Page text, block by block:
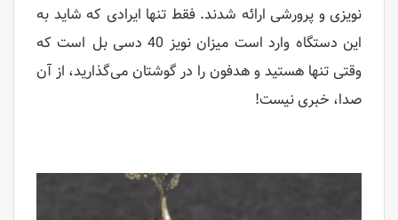
نویزی و پرورشی ارائه شدند. فقط تنها ایرادی که شاید به
این دستگاه وارد است میزان نویز 40 دسی بل است که
وقتی تنها هستید و هدفون را در گوشتان می‌گذارید، از آن
صدا، خبری نیست!